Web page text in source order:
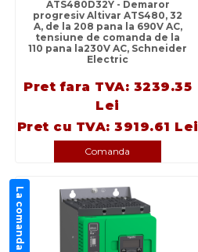
ATS480D32Y - Demaror
progresiv Altivar ATS480, 32
A, de la 208 pana la 690V AC,
tensiune de comanda de la
110 pana la230V AC, Schneider
Electric
Pret fara TVA: 3239.35
Lei
Pret cu TVA: 3919.61 Lei
Comanda
La comanda